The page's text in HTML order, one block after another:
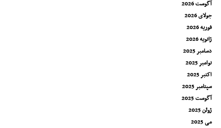
آگوست 2026
جولای 2026
فوریه 2026
ژانویه 2026
دسامبر 2025
نوامبر 2025
اکتبر 2025
سپتامبر 2025
آگوست 2025
ژوئن 2025
می 2025